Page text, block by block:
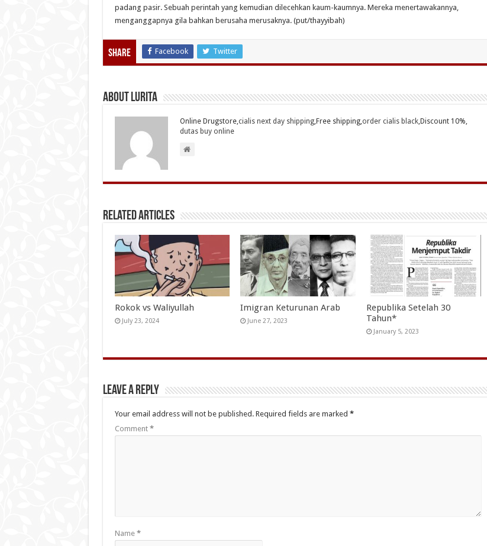
padang pasir. Sebuah perintah yang kemudian dilecehkan kaum-kaumnya. Mereka menertawakannya,
menganggapnya gila bahkan berusaha merusaknya. (put/thayyibah)
Share Facebook Twitter
About Lurita
Online Drugstore,cialis next day shipping,Free shipping,order cialis black,Discount 10%,
dutas buy online
Related Articles
Rokok vs Waliyullah
July 23, 2024
Imigran Keturunan Arab
June 27, 2023
Republika Setelah 30
Tahun*
January 5, 2023
Leave a Reply
Your email address will not be published. Required fields are marked *
Comment *
Name *